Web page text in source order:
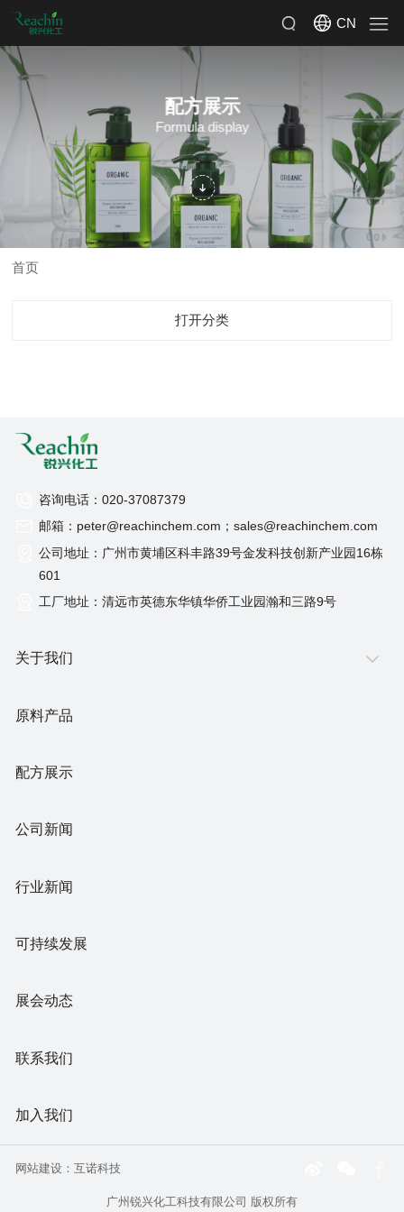
CN
配方展示
Formula display
首页
打开分类
咨询电话：020-37087379
邮箱：peter@reachinchem.com；sales@reachinchem.com
公司地址：广州市黄埔区科丰路39号金发科技创新产业园16栋
601
工厂地址：清远市英德东华镇华侨工业园瀚和三路9号
关于我们
原料产品
配方展示
公司新闻
行业新闻
可持续发展
展会动态
联系我们
加入我们
网站建设： 互诺科技
广州锐兴化工科技有限公司 版权所有